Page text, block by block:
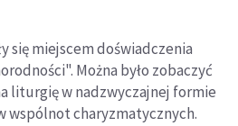
się miejscem doświadczenia
Można było zobaczyć
liturgię w nadzwyczajnej formie
wspólnot charyzmatycznych.